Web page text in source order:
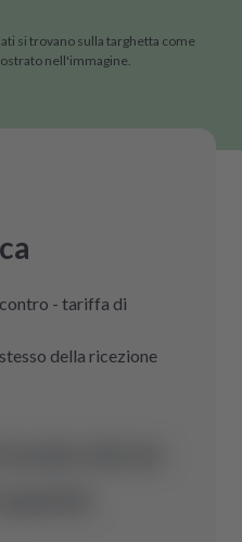
si trovano sulla targhetta come
nell'immagine.
- tariffa di
della ricezione